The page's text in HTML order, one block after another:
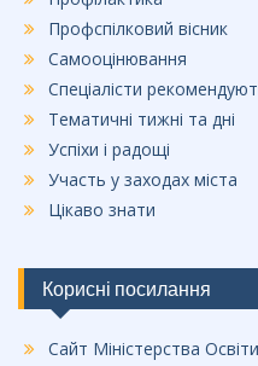
Профспілковий вісник
Самооцінювання
Спеціалісти
Тематичні тижні та дні
Успіхи і радощі
Участь у заходах міста
Цікаво знати
Корисні посилання
Сайт Міністерства